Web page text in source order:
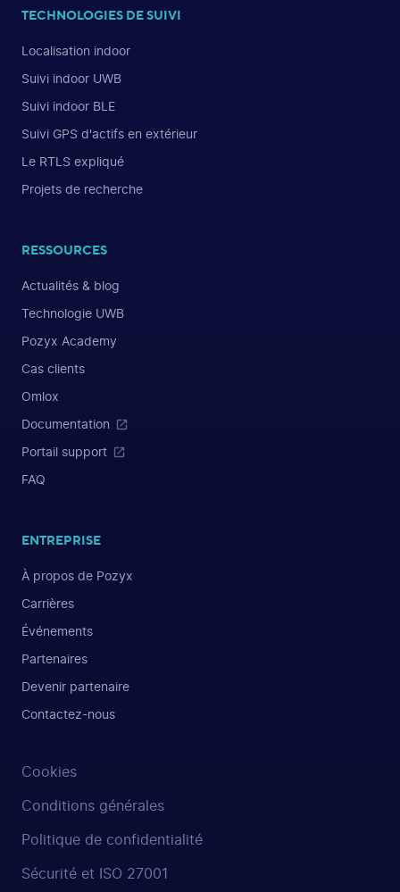
TECHNOLOGIES DE SUIVI
Localisation indoor
Suivi indoor UWB
Suivi indoor BLE
Suivi GPS d'actifs en extérieur
Le RTLS expliqué
Projets de recherche
RESSOURCES
Actualités & blog
Technologie UWB
Pozyx Academy
Cas clients
Omlox
Documentation
Portail support
FAQ
ENTREPRISE
À propos de Pozyx
Carrières
Événements
Partenaires
Devenir partenaire
Contactez-nous
Cookies
Conditions générales
Politique de confidentialité
Sécurité et ISO 27001